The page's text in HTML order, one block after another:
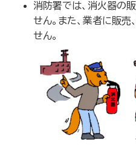
消防署では、消火器の
せん。また、業者に販売
せん。